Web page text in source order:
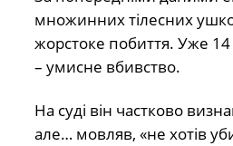
множинних тілесних
жорстоке побиття. Уже 14
– умисне вбивство.
На суді він частково
але… мовляв, «не хотів